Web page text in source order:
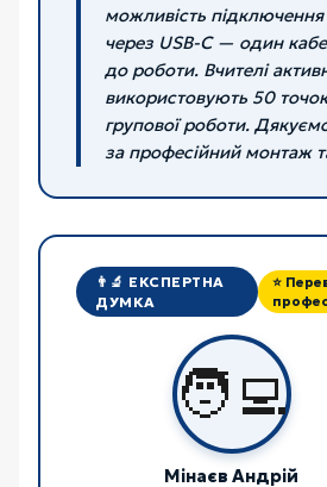
можливість підключення
через USB-C — один
до роботи. Вчителі
використовують 50
групової роботи.
за професійний монтаж
👨‍🔬 ЕКСПЕРТНА
ДУМКА
⭐
🧑‍💻
Мінаєв Андрій